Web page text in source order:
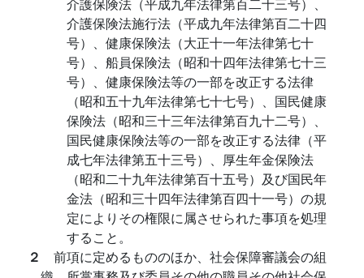
介護保険法施行法（平成九年法律第百二十四
号）、健康保険法（大正十一年法律第七十
号）、船員保険法（昭和十四年法律第七十三
号）、健康保険法等の一部を改正する法律
（昭和五十九年法律第七十七号）、国民健康
保険法（昭和三十三年法律第百九十二号）、
国民健康保険法等の一部を改正する法律（平
成七年法律第五十三号）、厚生年金保険法
（昭和二十九年法律第百十五号）及び国民年
金法（昭和三十四年法律第百四十一号）の規
定によりその権限に属させられた事項を処理
すること。
２ 前項に定めるもののほか、社会保障審議会の組